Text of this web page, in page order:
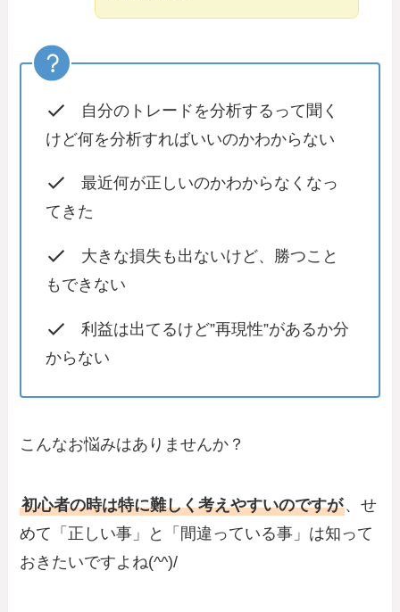
自分のトレードを分析するって聞く
けど何を分析すればいいのかわからない
最近何が正しいのかわからなくなっ
てきた
大きな損失も出ないけど、勝つこと
もできない
利益は出てるけど”再現性”があるか分
からない
こんなお悩みはありませんか？
初心者の時は特に難しく考えやすいのですが、せ
めて「正しい事」と「間違っている事」は知って
おきたいですよね(^^)/